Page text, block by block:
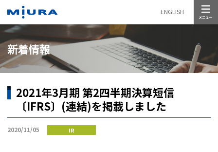
ENGLISH
新着情報
2021年3月期 第2四半期決算短信
〔IFRS〕(連結)を掲載しました
2020/11/05 IR